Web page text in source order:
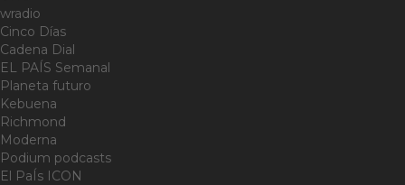
wradio
Cinco Días
Cadena Dial
EL PAÍS Semanal
Planeta futuro
Kebuena
Richmond
Moderna
Podium podcasts
El PaÍs ICON